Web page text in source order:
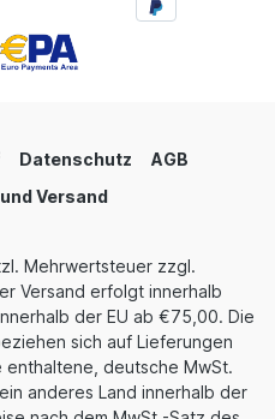
Datenschutz
AGB
Versand
Mehrwertsteuer zzgl.
Versand erfolgt innerhalb
der EU ab €75,00. Die
sich auf Lieferungen
enthaltene, deutsche MwSt.
anderes Land innerhalb der